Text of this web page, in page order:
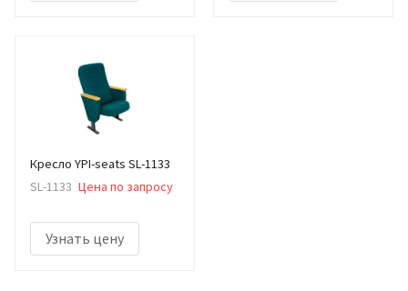
Кресло YPI-seats SL-1133
SL-1133 Цена по запросу
Узнать цену